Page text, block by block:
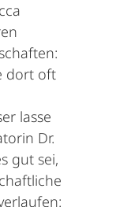
dort oft
lasse
Dr.
gut sei,